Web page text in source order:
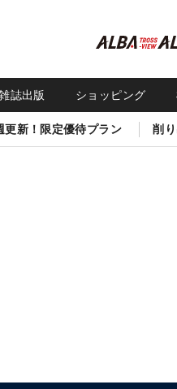
誌出版 ショッピング
更新！限定優待プラン 削